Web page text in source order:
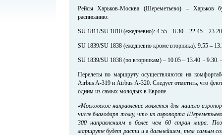
Рейсы Харьков-Москва (Шереметьево) – Харьков
расписанию:
SU 1811/SU 1810 (ежедневно): 4.55 – 8.30 – 22.45 – 23.20
SU 1839/SU 1838 (ежедневно кроме вторника): 9.55 –
SU 1839/SU 1838 (по вторникам) – 10.05 – 13.40 - 9.30.
Перелеты по маршруту осуществляются на
Airbus A-319 и Airbus A-320. Следует отметить, что
одним из самых молодых в Европе.
«Московское направление является для нашего
числе благодаря тому, что из аэропорта
300 направлениям в более чем 60 стран мира.
маршруте будет расти и в дальнейшем, тем самым